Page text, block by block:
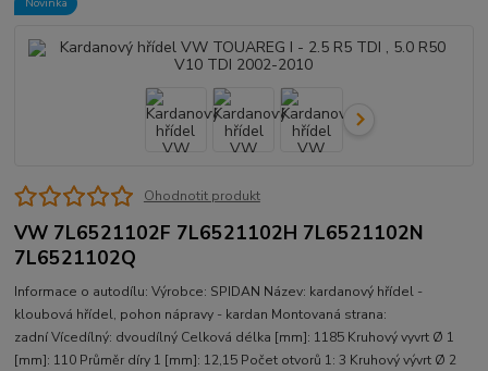
Ohodnotit produkt
VW 7L6521102F 7L6521102H 7L6521102N
7L6521102Q
Informace o autodílu: Výrobce: SPIDAN Název: kardanový hřídel -
kloubová hřídel, pohon nápravy - kardan Montovaná strana:
zadní Vícedílný: dvoudílný Celková délka [mm]: 1185 Kruhový vyvrt Ø 1
[mm]: 110 Průměr díry 1 [mm]: 12,15 Počet otvorů 1: 3 Kruhový vývrt Ø 2